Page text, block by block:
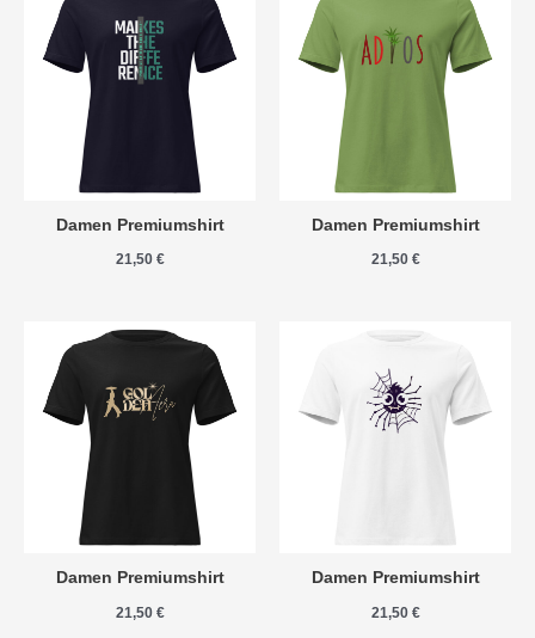
Damen Premiumshirt
21,50 €
Damen Premiumshirt
21,50 €
Damen Premiumshirt
21,50 €
Damen Premiumshirt
21,50 €